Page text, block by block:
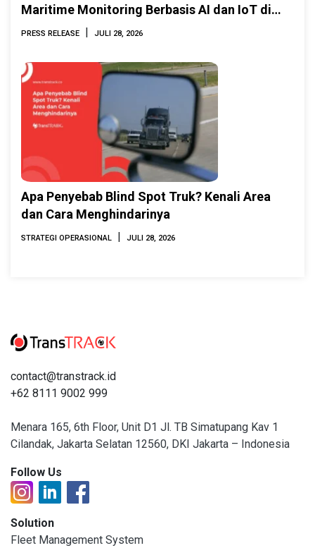
Maritime Monitoring Berbasis AI dan IoT di
INAMARINE 2026
PRESS RELEASE | JULI 28, 2026
Apa Penyebab Blind Spot Truk? Kenali Area
dan Cara Menghindarinya
STRATEGI OPERASIONAL | JULI 28, 2026
contact@transtrack.id
+62 8111 9002 999
Menara 165, 6th Floor, Unit D1 Jl. TB Simatupang Kav 1
Cilandak, Jakarta Selatan 12560, DKI Jakarta – Indonesia
Follow Us
Solution
Fleet Management System